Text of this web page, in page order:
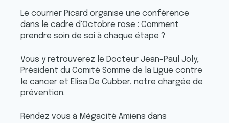
Le courrier Picard organise une conférence
dans le cadre d'Octobre rose : Comment
prendre soin de soi à chaque étape ?
Vous y retrouverez le Docteur Jean-Paul Joly,
Président du Comité Somme de la Ligue contre
le cancer et Elisa De Cubber, notre chargée de
prévention.
Rendez vous à Mégacité Amiens dans